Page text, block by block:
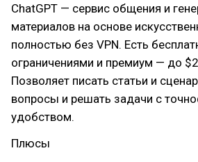
ChatGPT — сервис общения и
материалов на основе
полностью без VPN. Есть
ограничениями и премиум — до
Позволяет писать статьи и
вопросы и решать задачи с
удобством.
Плюсы